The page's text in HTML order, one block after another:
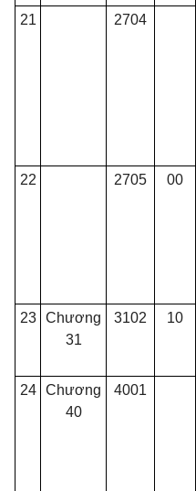
21
2704
22
2705 00
23
Chương
31
3102 10
24
Chương
40
4001